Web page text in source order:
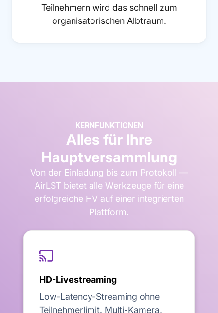
Teilnehmern wird das schnell zum
organisatorischen Albtraum.
KERNFUNKTIONEN
Alles für Ihre
Hauptversammlung
Von der Einladung bis zum Protokoll —
AirLST bietet alle Werkzeuge für eine
erfolgreiche HV auf einer integrierten
Plattform.

HD-Livestreaming
Low-Latency-Streaming ohne
Teilnehmerlimit. Multi-Kamera,